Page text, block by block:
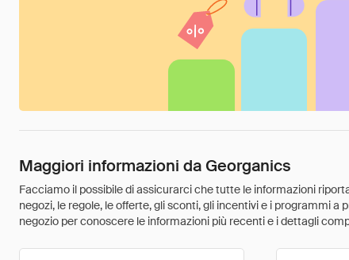
Maggiori informazioni da Georganics
Facciamo il possibile di assicurarci che tutte le informazioni
negozi, le regole, le offerte, gli sconti, gli incentivi e i programmi
negozio per conoscere le informazioni più recenti e i dettagli